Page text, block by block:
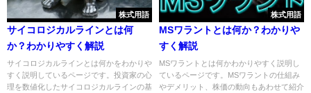
株式用語
サイコロジカルラインとは何
か？わかりやすく解説
サイコロジカルラインとは何かをわかりや
すく説明しているページです。投資家の心
理を数値化したサイコロジカルラインの基
株式用語
MSワラントとは何か？わかりや
すく解説
MSワラントとは何かわかりやすく説明し
ているページです。MSワラントの仕組み
やデメリット、株価の動向もあわせて紹介